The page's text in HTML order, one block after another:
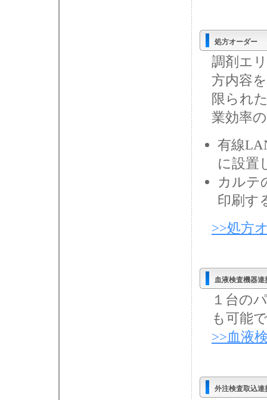
処方オーダー
調剤エ
方内容
限られ
業効率
有線
に設置
カルテ
印刷す
>>処方
血液検査機器連
１台の
も可能
>>血液
外注検査取込連